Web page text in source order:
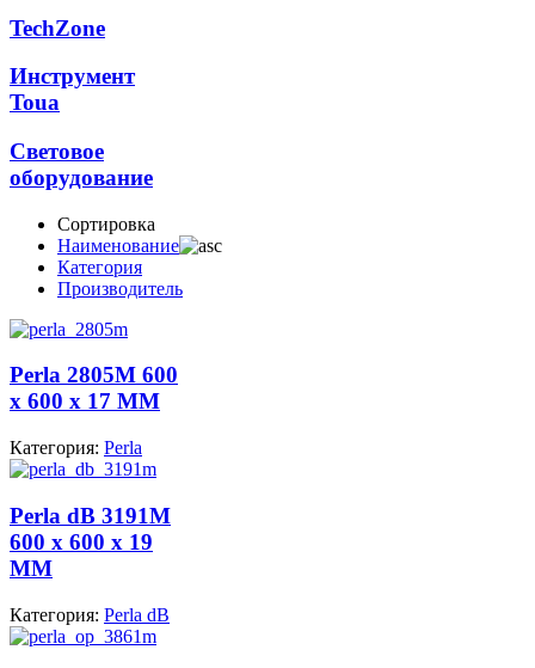
TechZone
Инструмент
Toua
Световое
оборудование
Сортировка
Наименование
Категория
Производитель
Perla 2805M 600
x 600 x 17 MM
Категория: Perla
Perla dB 3191M
600 x 600 x 19
MM
Категория: Perla dB